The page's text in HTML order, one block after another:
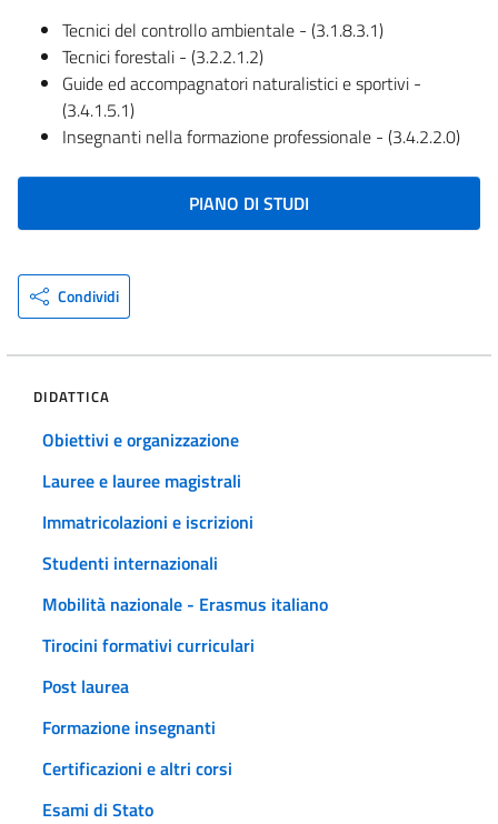
Tecnici del controllo ambientale - (3.1.8.3.1)
Tecnici forestali - (3.2.2.1.2)
Guide ed accompagnatori naturalistici e sportivi -
(3.4.1.5.1)
Insegnanti nella formazione professionale - (3.4.2.2.0)
PIANO DI STUDI
Condividi
DIDATTICA
Obiettivi e organizzazione
Lauree e lauree magistrali
Immatricolazioni e iscrizioni
Studenti internazionali
Mobilità nazionale - Erasmus italiano
Tirocini formativi curriculari
Post laurea
Formazione insegnanti
Certificazioni e altri corsi
Esami di Stato